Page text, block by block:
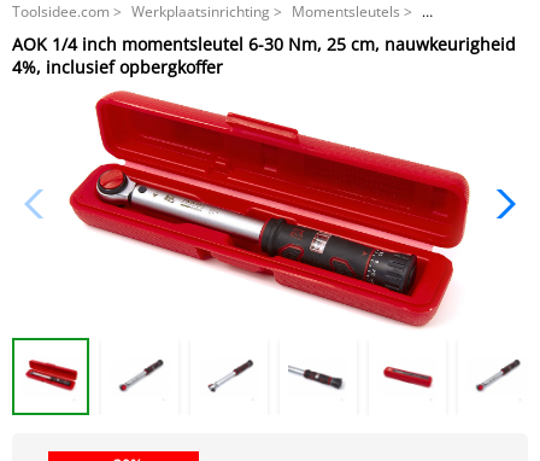
Toolsidee.com > Werkplaatsinrichting > Momentsleutels >
AOK 1/4 inch momentsleutel 6-30 Nm, 25 cm, nauwkeurigheid 4%, inclusief
opbergkoffer
AOK 1/4 inch momentsleutel 6-30 Nm, 25 cm, nauwkeurigheid
4%, inclusief opbergkoffer